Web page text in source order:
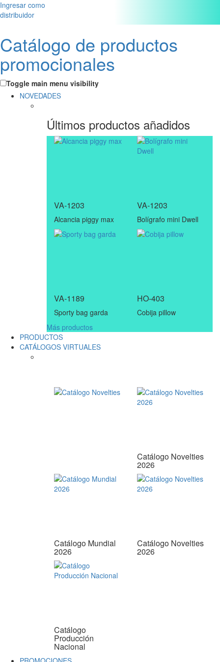
Ingresar como
distribuidor
Catálogo de productos
promocionales
Toggle main menu visibility
NOVEDADES
Últimos productos añadidos
VA-1203
Alcancia piggy max
VA-1203
Bolígrafo mini Dwell
VA-1189
Sporty bag garda
HO-403
Cobija pillow
Más productos
PRODUCTOS
CATÁLOGOS VIRTUALES
Catálogo Novelties
2026
Catálogo Mundial
2026
Catálogo Novelties
2026
Catálogo
Producción
Nacional